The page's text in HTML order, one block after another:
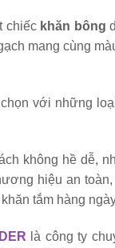
chiếckhăn bông
mang cùng
với những
không hề dễ,
hiệu an
tắm hàng
là công ty